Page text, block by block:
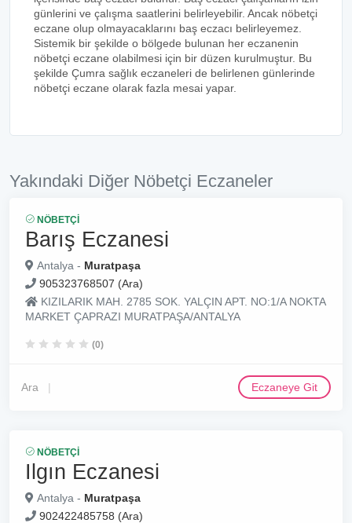
günlerini ve çalışma saatlerini belirleyebilir. Ancak nöbetçi
eczane olup olmayacaklarını baş eczacı belirleyemez.
Sistemik bir şekilde o bölgede bulunan her eczanenin
nöbetçi eczane olabilmesi için bir düzen kurulmuştur. Bu
şekilde Çumra sağlık eczaneleri de belirlenen günlerinde
nöbetçi eczane olarak fazla mesai yapar.
Yakındaki Diğer Nöbetçi Eczaneler
NÖBETÇI
Barış Eczanesi
Antalya - Muratpaşa
905323768507 (Ara)
KIZILARIK MAH. 2785 SOK. YALÇIN APT. NO:1/A NOKTA
MARKET ÇAPRAZI MURATPAŞA/ANTALYA
(0)
Ara Eczaneye Git
NÖBETÇI
Ilgın Eczanesi
Antalya - Muratpaşa
902422485758 (Ara)